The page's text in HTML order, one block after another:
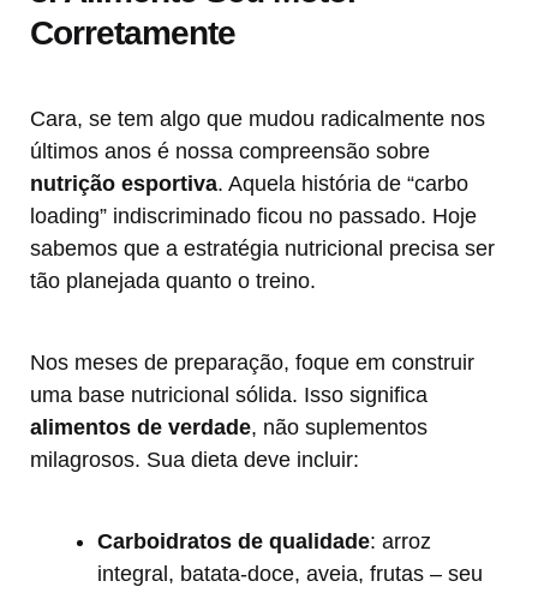
Corretamente
Cara, se tem algo que mudou radicalmente nos
últimos anos é nossa compreensão sobre
nutrição esportiva. Aquela história de “carbo
loading” indiscriminado ficou no passado. Hoje
sabemos que a estratégia nutricional precisa ser
tão planejada quanto o treino.
Nos meses de preparação, foque em construir
uma base nutricional sólida. Isso significa
alimentos de verdade, não suplementos
milagrosos. Sua dieta deve incluir:
Carboidratos de qualidade: arroz
integral, batata-doce, aveia, frutas – seu